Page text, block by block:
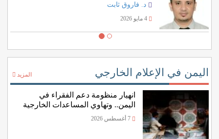
د. فاروق ثابت
4 مايو 2026
اليمن في الإعلام الخارجي المزيد
انهيار منظومة دعم الفقراء في
اليمن.. وتهاوي المساعدات الخارجية
7 أغسطس 2026